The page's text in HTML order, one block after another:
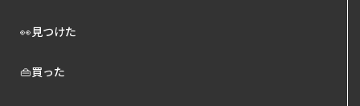
👀見つけた
👜買った